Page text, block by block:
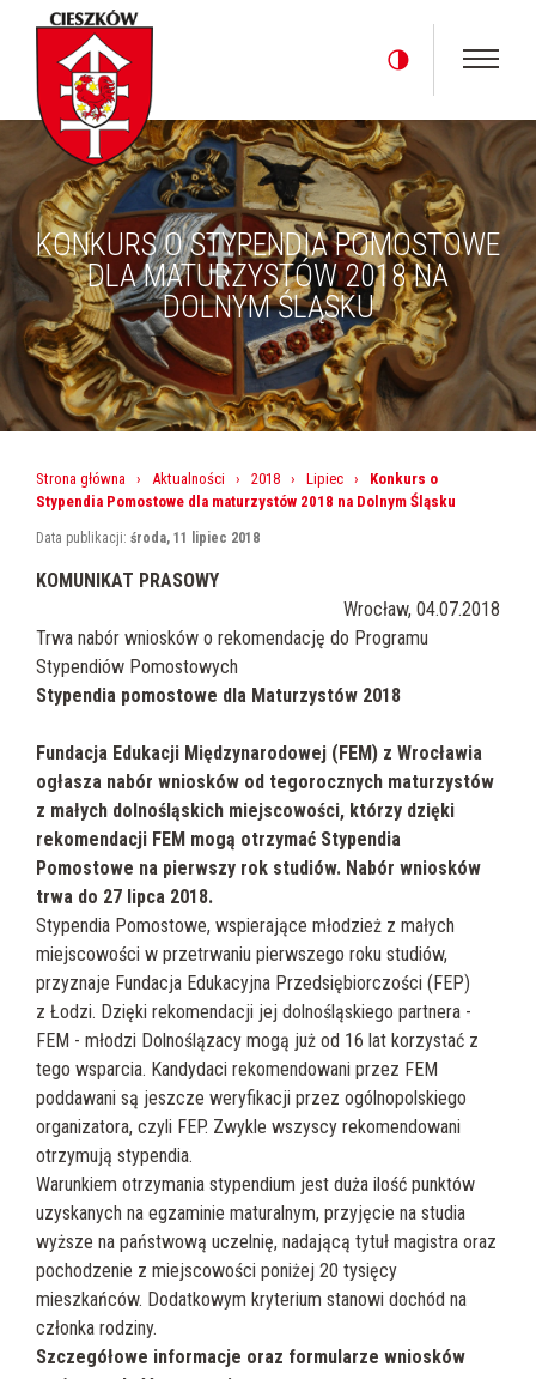
KONKURS O STYPENDIA POMOSTOWE
DLA MATURZYSTÓW 2018 NA
DOLNYM ŚLĄSKU
Strona główna › Aktualności › 2018 › Lipiec ›
Konkurs o
Stypendia Pomostowe dla maturzystów 2018 na Dolnym Śląsku
Data publikacji: środa, 11 lipiec 2018
KOMUNIKAT PRASOWY
Wrocław, 04.07.2018
Trwa nabór wniosków o rekomendację do Programu
Stypendiów Pomostowych
Stypendia pomostowe dla Maturzystów 2018
Fundacja Edukacji Międzynarodowej (FEM) z Wrocławia
ogłasza nabór wniosków od tegorocznych maturzystów
z małych dolnośląskich miejscowości, którzy dzięki
rekomendacji FEM mogą otrzymać Stypendia
Pomostowe na pierwszy rok studiów. Nabór wniosków
trwa do 27 lipca 2018.
Stypendia Pomostowe, wspierające młodzież z małych
miejscowości w przetrwaniu pierwszego roku studiów,
przyznaje Fundacja Edukacyjna Przedsiębiorczości (FEP)
z Łodzi. Dzięki rekomendacji jej dolnośląskiego partnera -
FEM - młodzi Dolnoślązacy mogą już od 16 lat korzystać z
tego wsparcia. Kandydaci rekomendowani przez FEM
poddawani są jeszcze weryfikacji przez ogólnopolskiego
organizatora, czyli FEP. Zwykle wszyscy rekomendowani
otrzymują stypendia.
Warunkiem otrzymania stypendium jest duża ilość punktów
uzyskanych na egzaminie maturalnym, przyjęcie na studia
wyższe na państwową uczelnię, nadającą tytuł magistra oraz
pochodzenie z miejscowości poniżej 20 tysięcy
mieszkańców. Dodatkowym kryterium stanowi dochód na
członka rodziny.
Szczegółowe informacje oraz formularze wniosków